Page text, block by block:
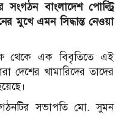
সংগঠন বাংলাদেশ পোল্ট্রি
মুখে এমন সিদ্ধান্ত নেওয়া
থেকে এক বিবৃতিতে এই
দেশের খামারিদের তাদের
সভাপতি মো. সুমন